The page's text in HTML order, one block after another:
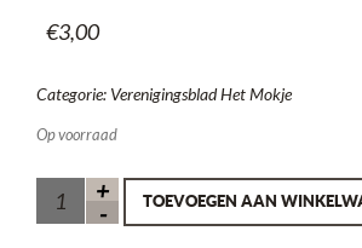
€3,00
Categorie: Verenigingsblad Het Mokje
Op voorraad
TOEVOEGEN AAN